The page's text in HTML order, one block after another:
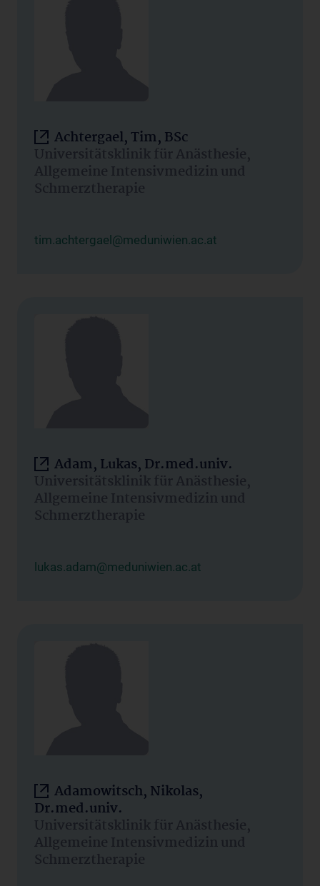
Achtergael, Tim, BSc
Universitätsklinik für Anästhesie,
Allgemeine Intensivmedizin und
Schmerztherapie
tim.achtergael@meduniwien.ac.at
Adam, Lukas, Dr.med.univ.
Universitätsklinik für Anästhesie,
Allgemeine Intensivmedizin und
Schmerztherapie
lukas.adam@meduniwien.ac.at
Adamowitsch, Nikolas,
Dr.med.univ.
Universitätsklinik für Anästhesie,
Allgemeine Intensivmedizin und
Schmerztherapie